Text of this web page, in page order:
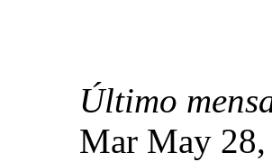
Último
Mar May